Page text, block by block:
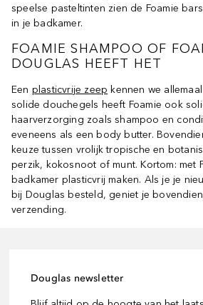
speelse pasteltinten zien de Foamie
in je badkamer.
FOAMIE SHAMPOO OF
DOUGLAS HEEFT HET
Een plasticvrije zeep kennen we
solide douchegels heeft Foamie ook
haarverzorging zoals shampoo en
eveneens als een body butter.
keuze tussen vrolijk tropische en
perzik, kokosnoot of munt. Kortom: met
badkamer plasticvrij maken. Als je je
bij Douglas besteld, geniet je
verzending.
Douglas newsletter